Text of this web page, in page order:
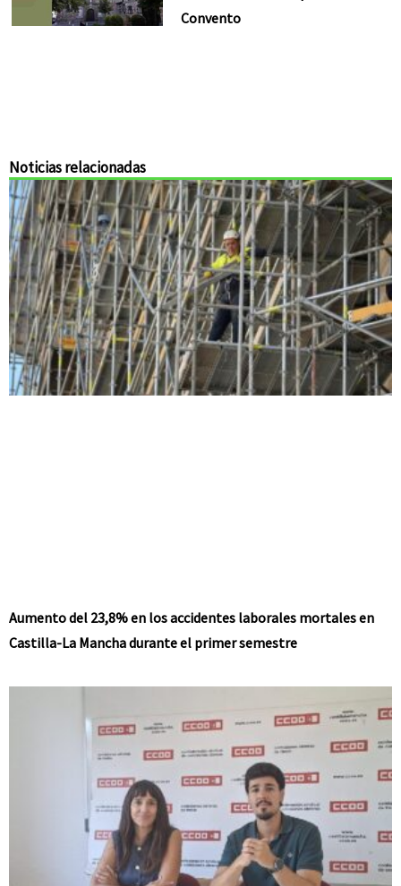
Convento
Noticias relacionadas
Aumento del 23,8% en los accidentes laborales mortales en
Castilla-La Mancha durante el primer semestre